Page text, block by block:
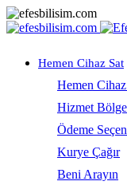
Hemen Cihaz Sat
Hemen
Hizmet
Ödeme
Kurye Çağır
Beni Arayın